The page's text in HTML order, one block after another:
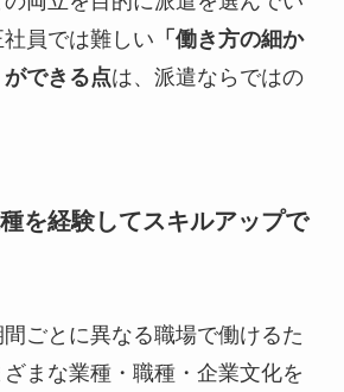
員では難しい 「働き方の細か
できる点は、派遣ならではの
を経験してスキルアップで
ごとに異なる職場で働けるた
まな業種・職種・企業文化を